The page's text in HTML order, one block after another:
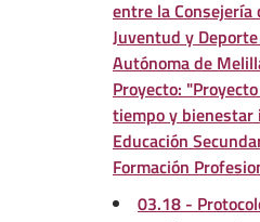
entre la Consejería
Juventud y
Autónoma de
Proyecto:
tiempo y bienestar
Educación
Formación
03.18 -